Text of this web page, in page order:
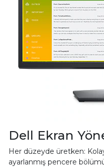
Dell Ekran
Her düzeyde üretken:
ayarlanmış pencere